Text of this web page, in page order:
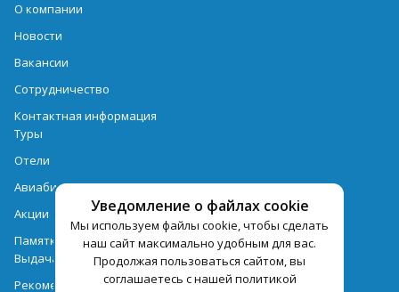
Уведомление о файлах cookie
Мы используем файлы cookie, чтобы сделать
наш сайт максимально удобным для вас.
Продолжая пользоваться сайтом, вы
соглашаетесь с нашей политикой
О компании
Новости
Вакансии
Сотрудничество
Контактная информация
Туры
Отели
Авиабилеты
Акции
Памятка для туристов
Выдача документов
Рекомендации